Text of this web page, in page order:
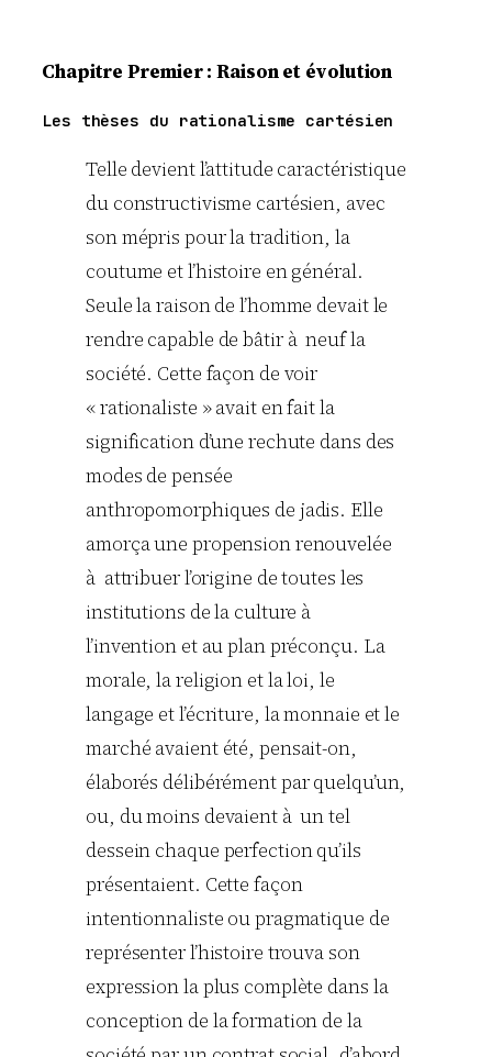
ChapitrePremier: Raison et évolution
Les thèses du rationalisme cartésien
Telle devient l’attitude caractéristique
du constructivisme cartésien, avec
son mépris pour la tradition, la
coutume et l’histoire en général.
Seule la raison de l’homme devait le
rendre capable de bâtir à neuf la
société. Cette façon de voir
« rationaliste » avait en fait la
signification d’une rechute dans des
modes de pensée
anthropomorphiques de jadis. Elle
amorça une propension renouvelée
à attribuer l’origine de toutes les
institutions de la culture à
l’invention et au plan préconçu. La
morale, la religion et la loi, le
langage et l’écriture, la monnaie et le
marché avaient été, pensait-on,
élaborés délibérément par quelqu’un,
ou, du moins devaient à un tel
dessein chaque perfection qu’ils
présentaient. Cette façon
intentionnaliste ou pragmatique de
représenter l’histoire trouva son
expression la plus complète dans la
conception de la formation de la